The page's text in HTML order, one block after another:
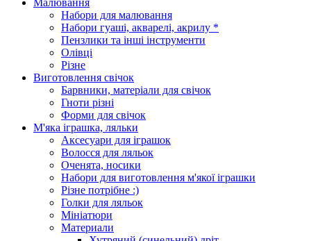
Набори для малювання
Набори гуаші, акварелі, акрилу *
Пензлики та інші інструменти
Олівці
Різне
Виготовлення свічок
Барвники, матеріали для свічок
Гноти різні
Форми для свічок
М'яка іграшка, ляльки
Аксесуари для іграшок
Волосся для ляльок
Оченята, носики
Набори для виготовлення м'якої іграшки
Різне потрібне :)
Голки для ляльок
Мініатюри
Материали